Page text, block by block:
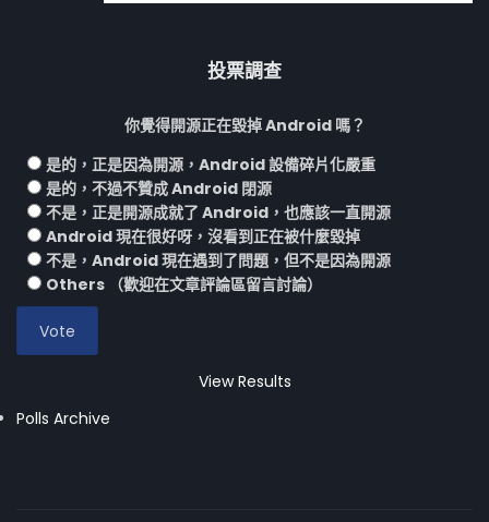
投票調查
你覺得開源正在毀掉 Android 嗎？
是的，正是因為開源，Android 設備碎片化嚴重
是的，不過不贊成 Android 閉源
不是，正是開源成就了 Android，也應該一直開源
Android 現在很好呀，沒看到正在被什麼毀掉
不是，Android 現在遇到了問題，但不是因為開源
Others （歡迎在文章評論區留言討論）
View Results
Polls Archive